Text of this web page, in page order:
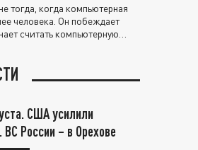
тогда, когда компьютерная
человека. Он побеждает
считать компьютерную
США усилили
России – в Орехове